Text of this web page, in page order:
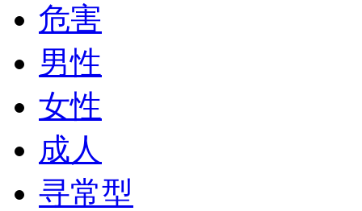
危害
男性
女性
成人
寻常型